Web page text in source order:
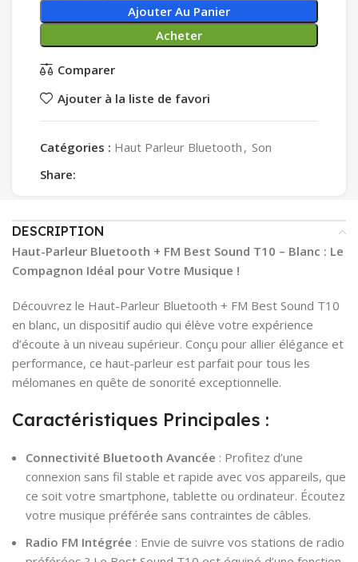
Ajouter Au Panier
Acheter
Comparer
Ajouter à la liste de favori
Catégories : Haut Parleur Bluetooth , Son
Share:
DESCRIPTION
Haut-Parleur Bluetooth + FM Best Sound T10 – Blanc : Le
Compagnon Idéal pour Votre Musique !
Découvrez le Haut-Parleur Bluetooth + FM Best Sound T10
en blanc, un dispositif audio qui élève votre expérience
d’écoute à un niveau supérieur. Conçu pour allier élégance et
performance, ce haut-parleur est parfait pour tous les
mélomanes en quête de sonorité exceptionnelle.
Caractéristiques Principales :
Connectivité Bluetooth Avancée : Profitez d’une
connexion sans fil stable et rapide avec vos appareils, que
ce soit votre smartphone, tablette ou ordinateur. Écoutez
votre musique préférée sans contraintes de câbles.
Radio FM Intégrée : Envie de suivre vos stations de radio